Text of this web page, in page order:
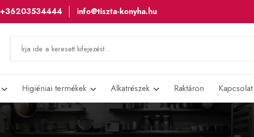
+36203534444 info@tiszta-konyha.hu
Higiéniai termékek Alkatrészek Raktáron Kapcsolat